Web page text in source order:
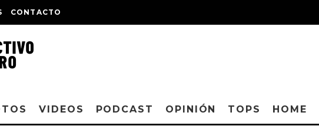
CONTACTO
VIDEOS PODCAST OPINIÓN TOPS HOME